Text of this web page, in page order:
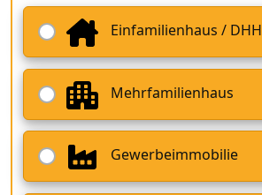
Einfamilienhaus / DHH
Mehrfamilienhaus
Gewerbeimmobilie